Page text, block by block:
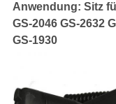
Anwendung: Sitz
GS-2046 GS-2632
GS-1930